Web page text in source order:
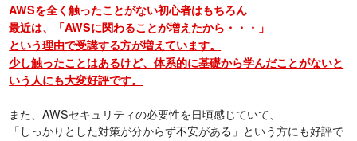
AWSを全く触ったことがない初心者はもちろん
最近は、「AWSに関わることが増えたから・・・」
という理由で受講する方が増えています。
少し触ったことはあるけど、体系的に基礎から学んだことがないと
いう人にも大変好評です。
また、AWSセキュリティの必要性を日頃感じていて、
「しっかりとした対策が分からず不安がある」という方にも好評で